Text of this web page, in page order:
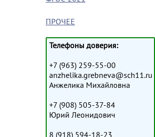
ПРОЧЕЕ
Телефоны доверия:
+7 (963) 259-55-00
anzhelika.grebneva@sch11.ru
Анжелика Михайловна
+7 (908) 505-37-84
Юрий Леонидович
8 (918) 594-18-23